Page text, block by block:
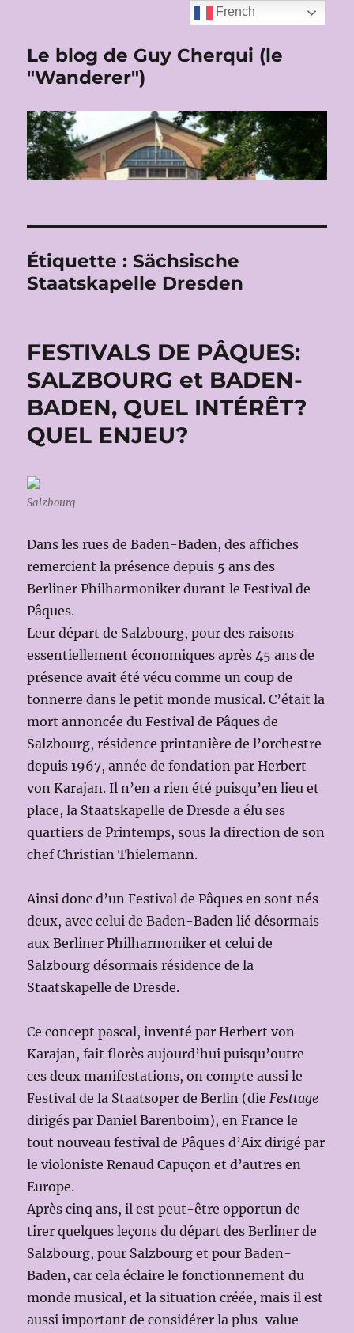
Le blog de Guy Cherqui (le
"Wanderer")
Étiquette :Sächsische
Staatskapelle Dresden
FESTIVALS DE PÂQUES:
SALZBOURG et BADEN-
BADEN, QUEL INTÉRÊT?
QUEL ENJEU?
Salzbourg
Dans les rues de Baden-Baden, des affiches
remercient la présence depuis 5 ans des
Berliner Philharmoniker durant le Festival de
Pâques.
Leur départ de Salzbourg, pour des raisons
essentiellement économiques après 45 ans de
présence avait été vécu comme un coup de
tonnerre dans le petit monde musical. C’était la
mort annoncée du Festival de Pâques de
Salzbourg, résidence printanière de l’orchestre
depuis 1967, année de fondation par Herbert
von Karajan. Il n’en a rien été puisqu’en lieu et
place, la Staatskapelle de Dresde a élu ses
quartiers de Printemps, sous la direction de son
chef Christian Thielemann.
Ainsi donc d’un Festival de Pâques en sont nés
deux, avec celui de Baden-Baden lié désormais
aux Berliner Philharmoniker et celui de
Salzbourg désormais résidence de la
Staatskapelle de Dresde.
Ce concept pascal, inventé par Herbert von
Karajan, fait florès aujourd’hui puisqu’outre
ces deux manifestations, on compte aussi le
Festival de la Staatsoper de Berlin (dieFesttage
dirigés par Daniel Barenboim), en France le
tout nouveau festival de Pâques d’Aix dirigé par
le violoniste Renaud Capuçon et d’autres en
Europe.
Après cinq ans, il est peut-être opportun de
tirer quelques leçons du départ des Berliner de
Salzbourg, pour Salzbourg et pour Baden-
Baden, car cela éclaire le fonctionnement du
monde musical, et la situation créée, mais il est
aussi important de considérer la plus-value
French